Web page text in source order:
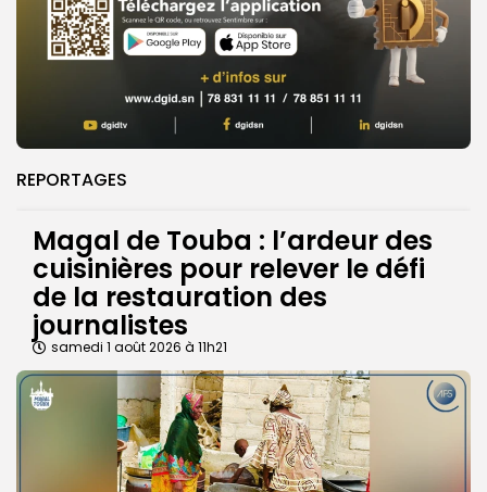
REPORTAGES
Magal de Touba : l’ardeur des
cuisinières pour relever le défi
de la restauration des
journalistes
samedi 1 août 2026 à 11h21